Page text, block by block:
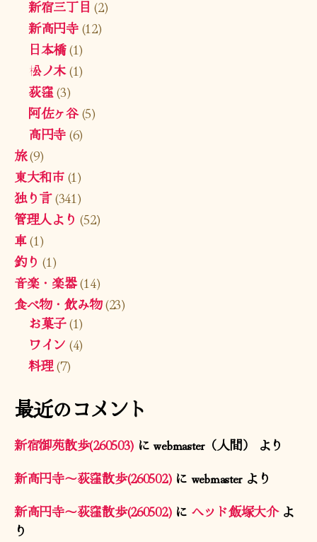
新宿三丁目 (2)
新高円寺(12)
日本橋(1)
松ノ木(1)
荻窪(3)
阿佐ヶ谷(5)
高円寺(6)
旅(9)
東大和市(1)
独り言(341)
管理人より (52)
車(1)
釣り (1)
音楽・楽器(14)
食べ物・飲み物(23)
お菓子(1)
ワイン (4)
料理(7)
最近のコメント
新宿御苑散歩(260503) にwebmaster（人間）
より
新高円寺〜荻窪散歩(260502)に webmasterより
新高円寺〜荻窪散歩(260502)に ヘッド飯塚大介よ
り